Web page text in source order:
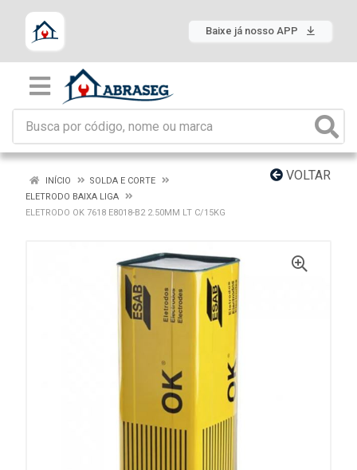
Baixe já nosso APP
VOLTAR
INÍCIO
SOLDA E CORTE
ELETRODO BAIXA LIGA
ELETRODO OK 7618 E8018-B2 2.50MM LT C/15KG